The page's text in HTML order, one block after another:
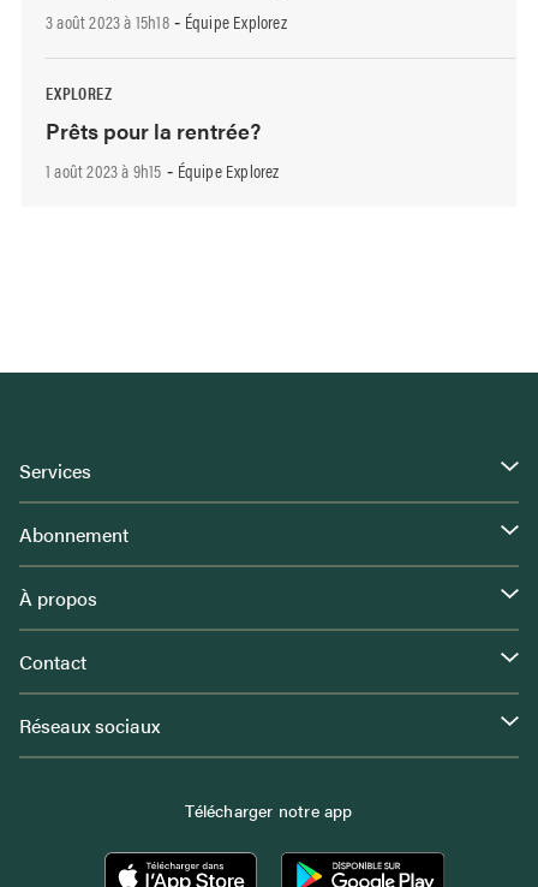
3 août 2023 à 15h18- Équipe Explorez
EXPLOREZ
Prêts pour la rentrée?
1 août 2023 à 9h15 - Équipe Explorez
Services
Abonnement
À propos
Contact
Réseaux sociaux
Télécharger notre app